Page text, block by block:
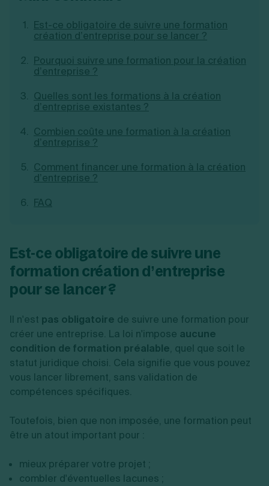
Je suis autonome
Je souhaite être accompagné
Découvrez notre cabinet d'expertise
Création de SASU
Création de SARL
Création de SCI
Création d'association
Ouverture compte pro
Fermeture d’une entreprise
Création d'entreprise
Est-ce obligatoire de suivre une formation
création d’entreprise pour se lancer ?
Pourquoi suivre une formation pour la création
d’entreprise ?
Quelles sont les formations à la création
d’entreprise existantes ?
Combien coûte une formation à la création
d’entreprise ?
Comment financer une formation à la création
d’entreprise ?
FAQ
Est-ce obligatoire de suivre une
formation création d’entreprise
pour se lancer ?
Il n'est pas obligatoire de suivre une formation pour
créer une entreprise. La loi n'impose aucune
condition de formation préalable, quel que soit le
statut juridique choisi. Cela signifie que vous pouvez
vous lancer librement, sans validation de
compétences spécifiques.
Toutefois, bien que non imposée, une formation peut
être un atout important pour :
mieux préparer votre projet ;
combler d'éventuelles lacunes ;